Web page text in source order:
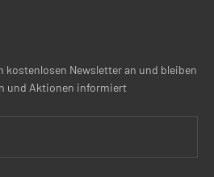
kostenlosen Newsletter an und bleiben
und Aktionen informiert